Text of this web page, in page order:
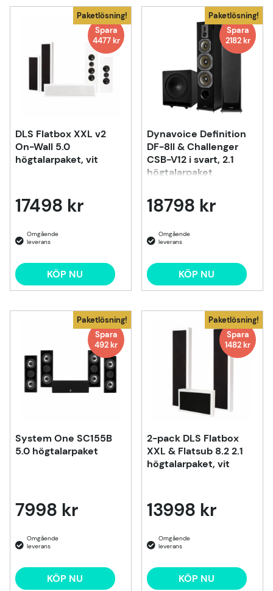
Paketlösning!
Spara
4477 kr
DLS Flatbox XXL v2
On-Wall 5.0
högtalarpaket, vit
17498 kr
KÖP NU
Paketlösning!
Spara
2182 kr
Dynavoice Definition
DF-8II & Challenger
CSB-V12 i svart, 2.1
högtalarpaket
18798 kr
KÖP NU
Paketlösning!
Spara
492 kr
System One SC155B
5.0 högtalarpaket
7998 kr
KÖP NU
Paketlösning!
Spara
1482 kr
2-pack DLS Flatbox
XXL & Flatsub 8.2 2.1
högtalarpaket, vit
13998 kr
KÖP NU